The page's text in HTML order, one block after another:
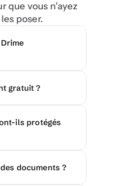
que vous n'ayez
les poser.
gratuit ?
ils protégés
documents ?